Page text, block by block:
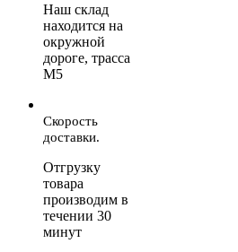
Наш склад
находится на
окружной
дороге, трасса
М5
Скорость
доставки.
Отгрузку
товара
производим в
течении 30
минут